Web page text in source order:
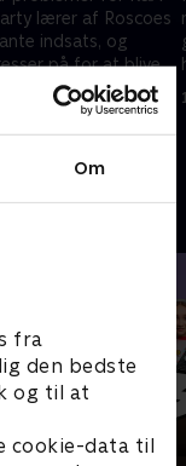
Om
fra
den bedste
og til at
cookie-data til
lærer af Roscoes
indsats, og
på for at blive
2025 • 28 min